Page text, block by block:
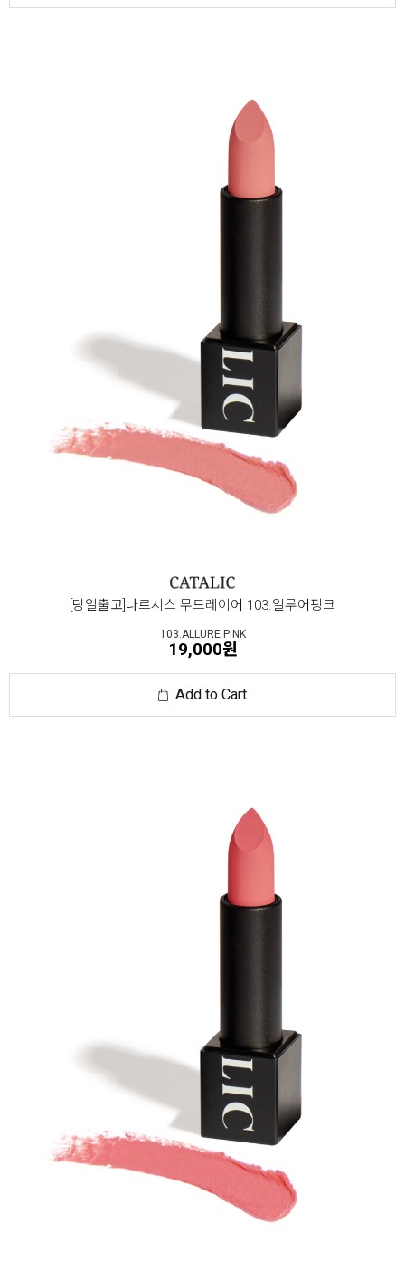
[당일출고]나르시스 무드레이어 103.얼루어핑크
103.ALLURE PINK
19,000원
Add to Cart